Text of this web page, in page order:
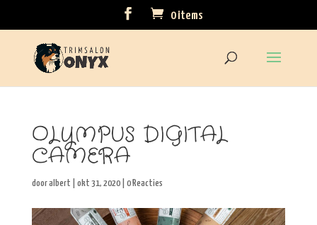
0 items
OLYMPUS DIGITAL
CAMERA
dooralbert okt 31, 2020| 0 Reacties